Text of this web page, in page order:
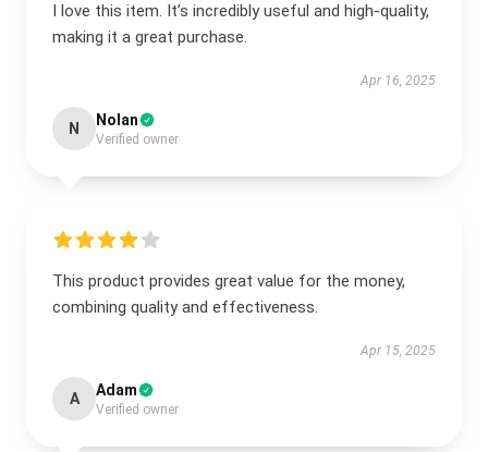
I love this item. It’s incredibly useful and high-quality,
making it a great purchase.
Apr 16, 2025
N Nolan
Verified owner
This product provides great value for the money,
combining quality and effectiveness.
Apr 15, 2025
A Adam
Verified owner